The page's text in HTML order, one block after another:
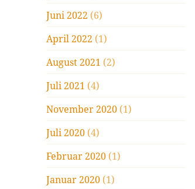
Juni 2022 (6)
April 2022 (1)
August 2021 (2)
Juli 2021 (4)
November 2020 (1)
Juli 2020 (4)
Februar 2020 (1)
Januar 2020 (1)